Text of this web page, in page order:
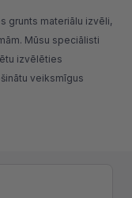
grunts materiālu izvēli,
Mūsu speciālisti
izvēlēties
veiksmīgus